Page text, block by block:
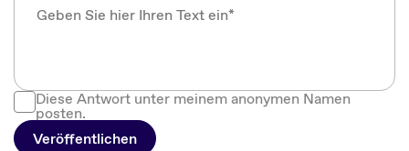
Diese Antwort unter meinem anonymen Namen
posten.
Veröffentlichen